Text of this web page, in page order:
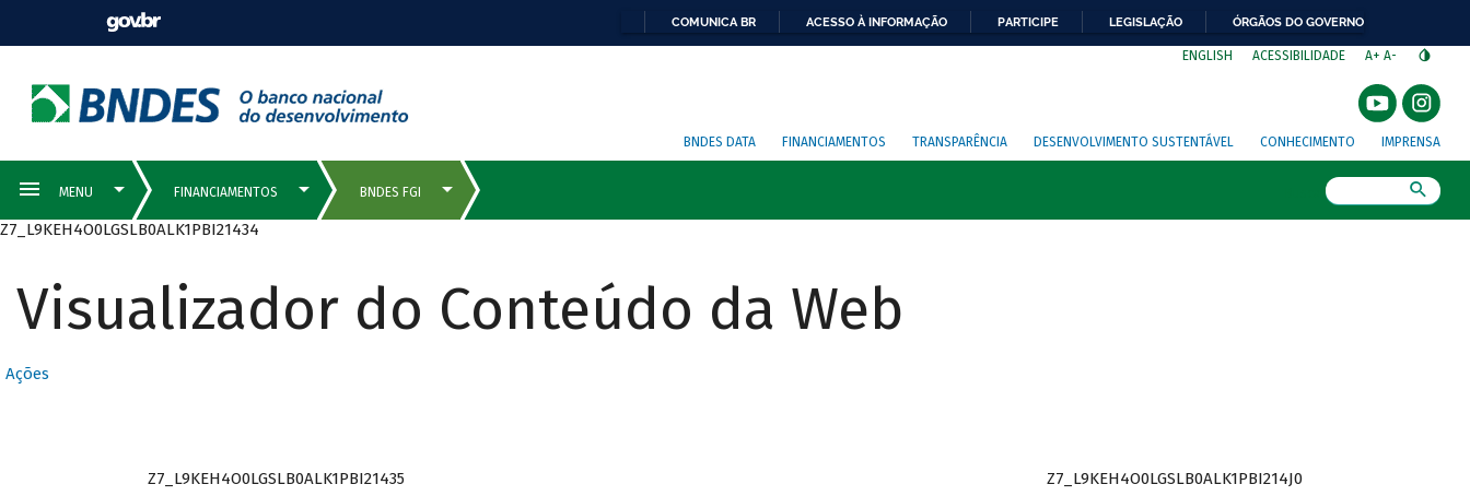
COMUNICA BR ACESSO À INFORMAÇÃO PARTICIPE LEGISLAÇÃO ÓRGÃOS DO GOVERNO
ENGLISH ACESSIBILIDADE A+ A-
BNDES DATA FINANCIAMENTOS TRANSPARÊNCIA DESENVOLVIMENTO SUSTENTÁVEL CONHECIMENTO IMPRENSA
Z7_L9KEH4O0LGSLB0ALK1PBI21434
Visualizador do Conteúdo da Web
Ações
Z7_L9KEH4O0LGSLB0ALK1PBI21435 Z7_L9KEH4O0LGSLB0ALK1PBI214J0